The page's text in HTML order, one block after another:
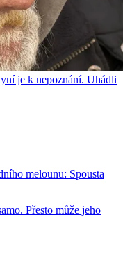
je k nepoznání. Uhádli
melounu: Spousta
Přesto může jeho